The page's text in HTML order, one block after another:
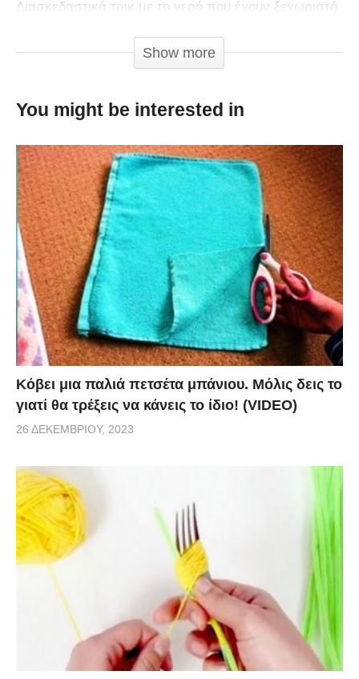
Διασκεδαστικά τρικ με το νερό που έχουν ξεχωριστό
Show more
You might be interested in
Κόβει μια παλιά πετσέτα μπάνιου. Μόλις δεις το
γιατί θα τρέξεις να κάνεις το ίδιο! (VIDEO)
26 ΔΕΚΕΜΒΡΊΟΥ, 2023